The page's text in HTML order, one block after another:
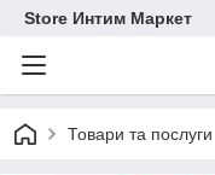
Store Интим Маркет
Товари та послуги